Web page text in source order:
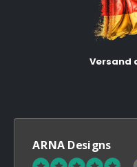
Versand
ARNA Designs